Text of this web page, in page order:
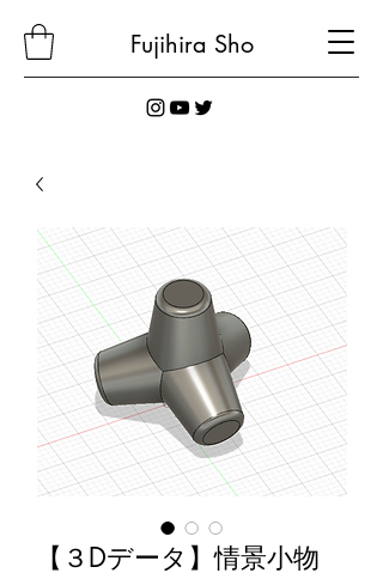
Fujihira Sho
【３Dデータ】情景小物